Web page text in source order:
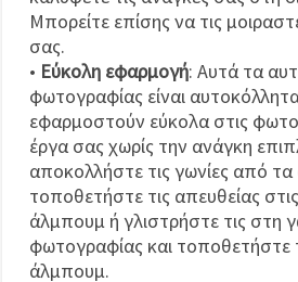
Μπορείτε επίσης να τις
σας.
• Εύκολη εφαρμογή: Αυτά τα
φωτογραφίας είναι
εφαρμοστούν εύκολα στις
έργα σας χωρίς την ανάγκη
αποκολλήστε τις γωνίες από τα
τοποθετήστε τις απευθείας
άλμπουμ ή γλιστρήστε τις στη
φωτογραφίας και τοποθετήστε
άλμπουμ.